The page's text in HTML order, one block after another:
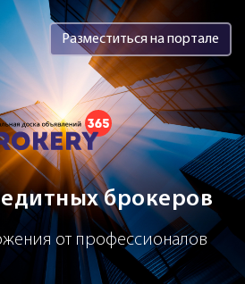
кредитных
Разместиться на портале
брокеров
от профессионалов